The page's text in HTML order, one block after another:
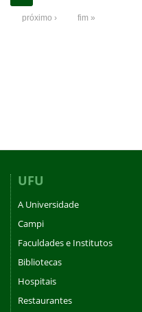
próximo › fim »
UFU
A Universidade
Campi
Faculdades e Institutos
Bibliotecas
Hospitais
Restaurantes